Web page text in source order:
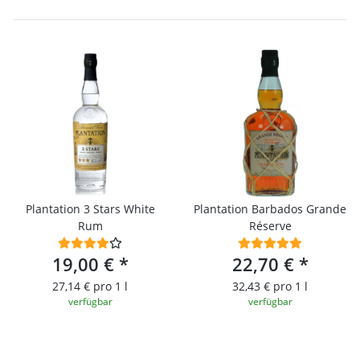
Plantation 3 Stars White
Rum
19,00 € *
27,14 € pro 1 l
verfügbar
Plantation Barbados Grande
Réserve
22,70 € *
32,43 € pro 1 l
verfügbar